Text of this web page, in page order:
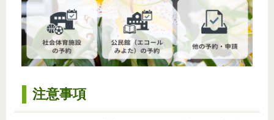
注意事項